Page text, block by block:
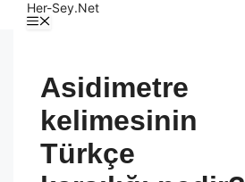
Her-Sey.Net
Asidimetre
kelimesinin
Türkçe